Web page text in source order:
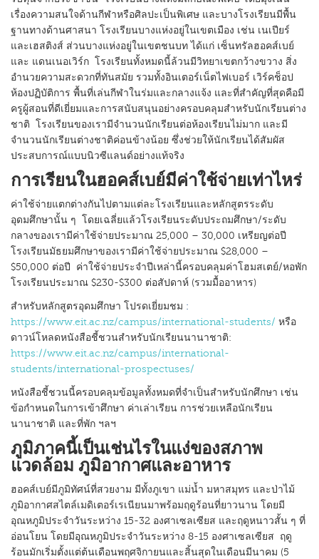
เรื่องความสนใจด้านกีฬาหรือศิลปะเป็นพิเศษ และบางโรงเรียนมีพื้น
ฐานทางด้านศาสนา โรงเรียนบางแห่งอยู่ในเขตเมือง เช่น เนเปียร์
และเฮสติงส์ ส่วนบางแห่งอยู่ในเขตชนบท ได้แก่ เซ็นทรัลฮอคส์เบย์
และ แดนเนอเวิร์ก โรงเรียนทั้งหมดนี้ล้วนมีวิทยาเขตกว้างขวาง สิ่ง
อำนวยความสะดวกที่ทันสมัย รวมทั้งอินเตอร์เน็ตไฟเบอร์ เวิร์คช็อป
ห้องปฏิบัติการ พื้นที่เล่นกีฬาในร่มและกลางแจ้ง และที่สำคัญที่สุดคือมี
ครูผู้สอนที่ดีเยี่ยมและการสนับสนุนอย่างครอบคลุมสำหรับนักเรียนต่าง
ชาติ โรงเรียนของเรามีจำนวนนักเรียนต่อห้องเรียนไม่มาก และมี
จำนวนนักเรียนต่างชาติค่อนข้างน้อย ซึ่งช่วยให้นักเรียนได้สัมผัส
ประสบการณ์แบบนิวซีแลนด์อย่างแท้จริง
การเรียนในฮอคส์เบย์มีค่าใช้จ่ายเท่าไหร่
ค่าใช้จ่ายแตกต่างกันไปตามแต่ละโรงเรียนและหลักสูตรระดับ
อุดมศึกษานั้น ๆ โดยเฉลี่ยแล้วโรงเรียนระดับประถมศึกษา/ระดับ
กลางของเรามีค่าใช้จ่ายประมาณ 25,000 – 30,000 เหรียญต่อปี
โรงเรียนมัธยมศึกษาของเรามีค่าใช้จ่ายประมาณ $28,000 –
$50,000 ต่อปี ค่าใช้จ่ายประจำปีเหล่านี้ครอบคลุมค่าโฮมสเตย์/หอพัก
โรงเรียนประมาณ $230-$300 ต่อสัปดาห์ (รวมมื้ออาหาร)
สำหรับหลักสูตรอุดมศึกษา โปรดเยี่ยมชม :
https://www.eit.ac.nz/campus/international-students/ หรือ
ดาวน์โหลดหนังสือชี้ชวนสำหรับนักเรียนนานาชาติ:
https://www.eit.ac.nz/campus/international-
students/international-prospectuses/
หนังสือชี้ชวนนี้ครอบคลุมข้อมูลทั้งหมดที่จำเป็นสำหรับนักศึกษา เช่น
ข้อกำหนดในการเข้าศึกษา ค่าเล่าเรียน การช่วยเหลือนักเรียน
นานาชาติ และที่พัก ฯลฯ
ภูมิภาคนี้เป็นเช่นไรในแง่ของสภาพ
แวดล้อม ภูมิอากาศและอาหาร
ฮอคส์เบย์มีภูมิทัศน์ที่สวยงาม มีทั้งภูเขา แม่น้ำ มหาสมุทร และป่าไม้
ภูมิอากาศสไตล์เมดิเตอร์เรเนียนมาพร้อมฤดูร้อนที่ยาวนาน โดยมี
อุณหภูมิประจำวันระหว่าง 15-32 องศาเซลเซียส และฤดูหนาวสั้น ๆ ที่
อ่อนโยน โดยมีอุณหภูมิประจำวันระหว่าง 8-15 องศาเซลเซียส ฤดู
ร้อนมักเริ่มตั้งแต่ต้นเดือนพฤศจิกายนและสิ้นสุดในเดือนมีนาคม (5